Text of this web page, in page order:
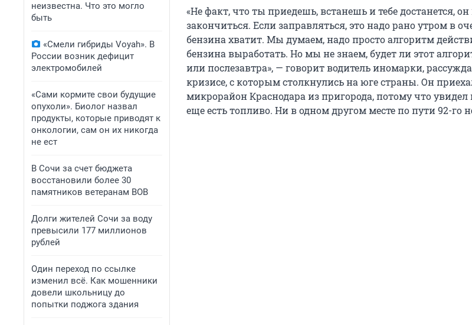
неизвестна. Что это могло
быть
«Смели гибриды Voyah». В
России возник дефицит
электромобилей
«Сами кормите свои будущие
опухоли». Биолог назвал
продукты, которые приводят к
онкологии, сам он их никогда
не ест
В Сочи за счет бюджета
восстановили более 30
памятников ветеранам ВОВ
Долги жителей Сочи за воду
превысили 177 миллионов
рублей
Один переход по ссылке
изменил всё. Как мошенники
довели школьницу до
попытки поджога здания
«Не факт, что ты приедешь, встанешь и тебе достанется,
закончиться. Если заправляться, это надо рано утром в
бензина хватит. Мы думаем, надо просто алгоритм
бензина выработать. Но мы не знаем, будет ли этот
или послезавтра», — говорит водитель иномарки,
кризисе, с которым столкнулись на юге страны. Он
микрорайон Краснодара из пригорода, потому что увидел
еще есть топливо. Ни в одном другом месте по пути 92-го